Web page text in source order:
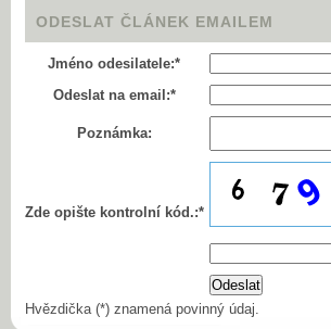
ODESLAT ČLÁNEK EMAILEM
Jméno odesilatele:*
Odeslat na email:*
Poznámka:
Zde opište kontrolní kód.:*
Hvězdička (*) znamená povinný údaj.